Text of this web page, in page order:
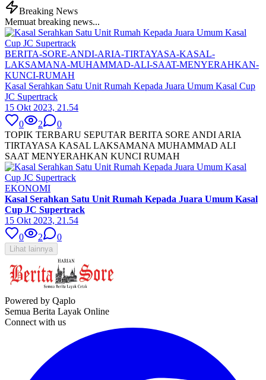
Breaking News
Memuat breaking news...
BERITA-SORE-ANDI-ARIA-TIRTAYASA-KASAL-
LAKSAMANA-MUHAMMAD-ALI-SAAT-MENYERAHKAN-
KUNCI-RUMAH
Kasal Serahkan Satu Unit Rumah Kepada Juara Umum Kasal Cup
JC Supertrack
15 Okt 2023, 21.54
0
2
0
TOPIK TERBARU SEPUTAR BERITA SORE ANDI ARIA
TIRTAYASA KASAL LAKSAMANA MUHAMMAD ALI
SAAT MENYERAHKAN KUNCI RUMAH
EKONOMI
Kasal Serahkan Satu Unit Rumah Kepada Juara Umum Kasal
Cup JC Supertrack
15 Okt 2023, 21.54
0
2 0
Lihat lainnya
Powered by Qaplo
Semua Berita Layak Online
Connect with us